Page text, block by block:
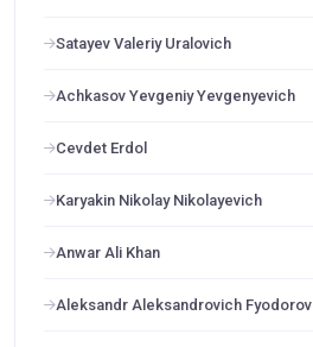
Satayev Valeriy Uralovich
Achkasov Yevgeniy Yevgenyevich
Cevdet Erdol
Karyakin Nikolay Nikolayevich
Anwar Ali Khan
Aleksandr Aleksandrovich Fyodorov